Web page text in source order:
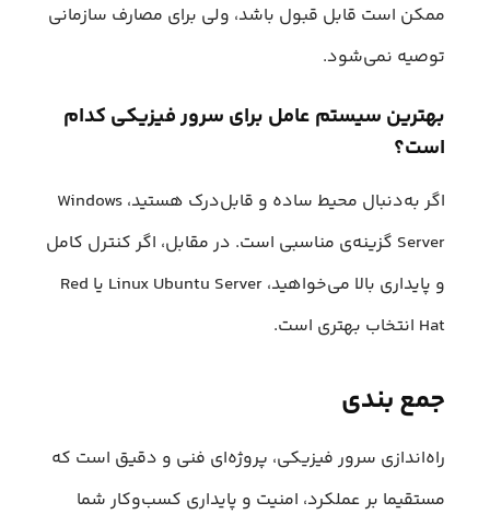
ممکن است قابل‌ قبول باشد، ولی برای مصارف سازمانی
توصیه نمی‌شود.
بهترین سیستم‌ عامل برای سرور فیزیکی کدام
است؟
اگر به‌دنبال محیط ساده و قابل‌درک هستید، Windows
Server گزینه‌ی مناسبی است. در مقابل، اگر کنترل کامل
و پایداری بالا می‌خواهید، Linux Ubuntu Server یا Red
Hat انتخاب بهتری است.
جمع‌ بندی
راه‌اندازی سرور فیزیکی، پروژه‌ای فنی و دقیق است که
مستقیما بر عملکرد، امنیت و پایداری کسب‌وکار شما